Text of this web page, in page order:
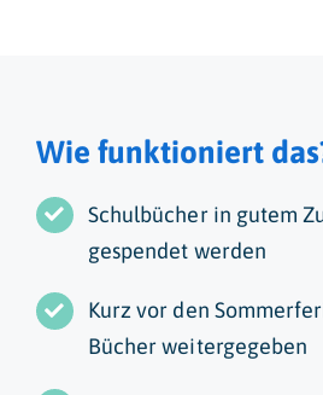
Wie funktioniert
Schulbücher in gutem
gespendet werden
Kurz vor den
Bücher weitergegeben